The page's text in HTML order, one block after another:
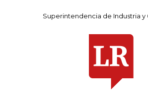
Superintendencia de Industria y